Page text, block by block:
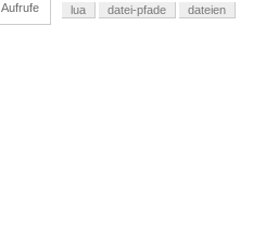
Aufrufe lua datei-pfade dateien